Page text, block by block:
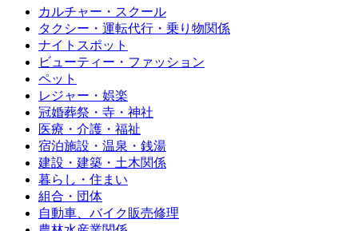
カルチャー・スクール
タクシー・運転代行・乗り物関係
ナイトスポット
ビューティー・ファッション
ペット
レジャー・娯楽
冠婚葬祭・寺・神社
医療・介護・福祉
宿泊施設・温泉・銭湯
建設・建築・土木関係
暮らし・住まい
組合・団体
自動車、バイク販売修理